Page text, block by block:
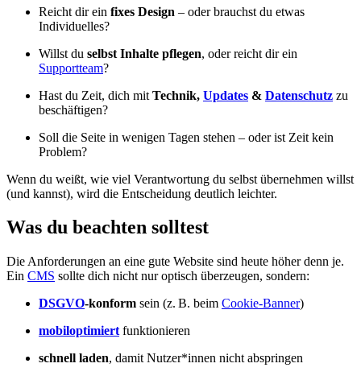
Reicht dir ein fixes Design – oder brauchst du etwas
Individuelles?
Willst du selbst Inhalte pflegen, oder reicht dir ein
Supportteam?
Hast du Zeit, dich mit Technik, Updates & Datenschutz zu
beschäftigen?
Soll die Seite in wenigen Tagen stehen – oder ist Zeit kein
Problem?
Wenn du weißt, wie viel Verantwortung du selbst übernehmen willst
(und kannst), wird die Entscheidung deutlich leichter.
Was du beachten solltest
Die Anforderungen an eine gute Website sind heute höher denn je.
Ein CMS sollte dich nicht nur optisch überzeugen, sondern:
DSGVO-konform sein (z. B. beim Cookie-Banner)
mobiloptimiert funktionieren
schnell laden, damit Nutzer*innen nicht abspringen